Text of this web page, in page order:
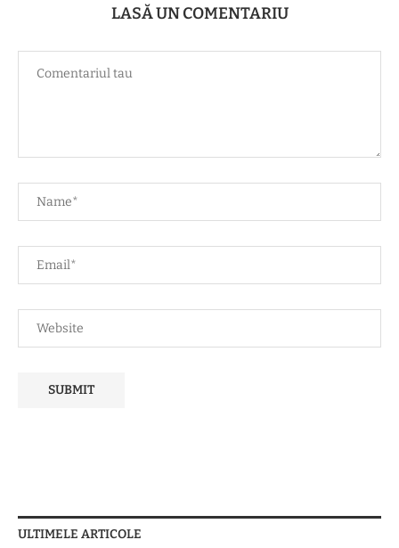
LASĂ UN COMENTARIU
ULTIMELE ARTICOLE